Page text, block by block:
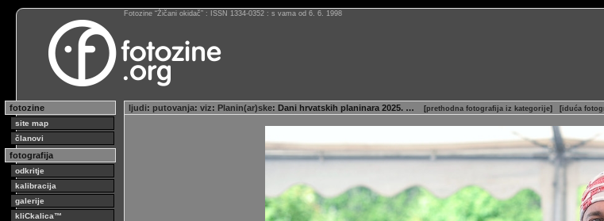
Fotozine “Žičani okidač” : ISSN 1334-0352 : s vama od 6. 6. 1998
fotozine
site map
članovi
fotografija
odkritje
kalibracija
galerije
kliCkalica™
ljudi: putovanja: viz: Planin(ar)ske: Dani hrvatskih planinara 2025. … [prethodna fotografija iz kategorije] [iduća